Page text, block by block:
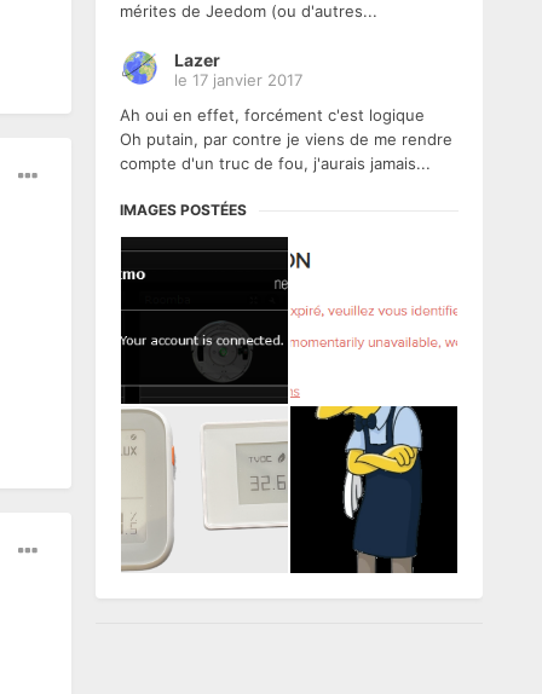
mérites de Jeedom (ou d'autres...
Lazer
le 17 janvier 2017
Ah oui en effet, forcément c'est logique
Oh putain, par contre je viens de me rendre
compte d'un truc de fou, j'aurais jamais...
IMAGES POSTÉES